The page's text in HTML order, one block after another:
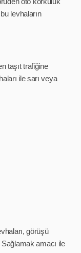
levhaların
taşıt trafiğine
ile sarı veya
görüşü
amacı ile